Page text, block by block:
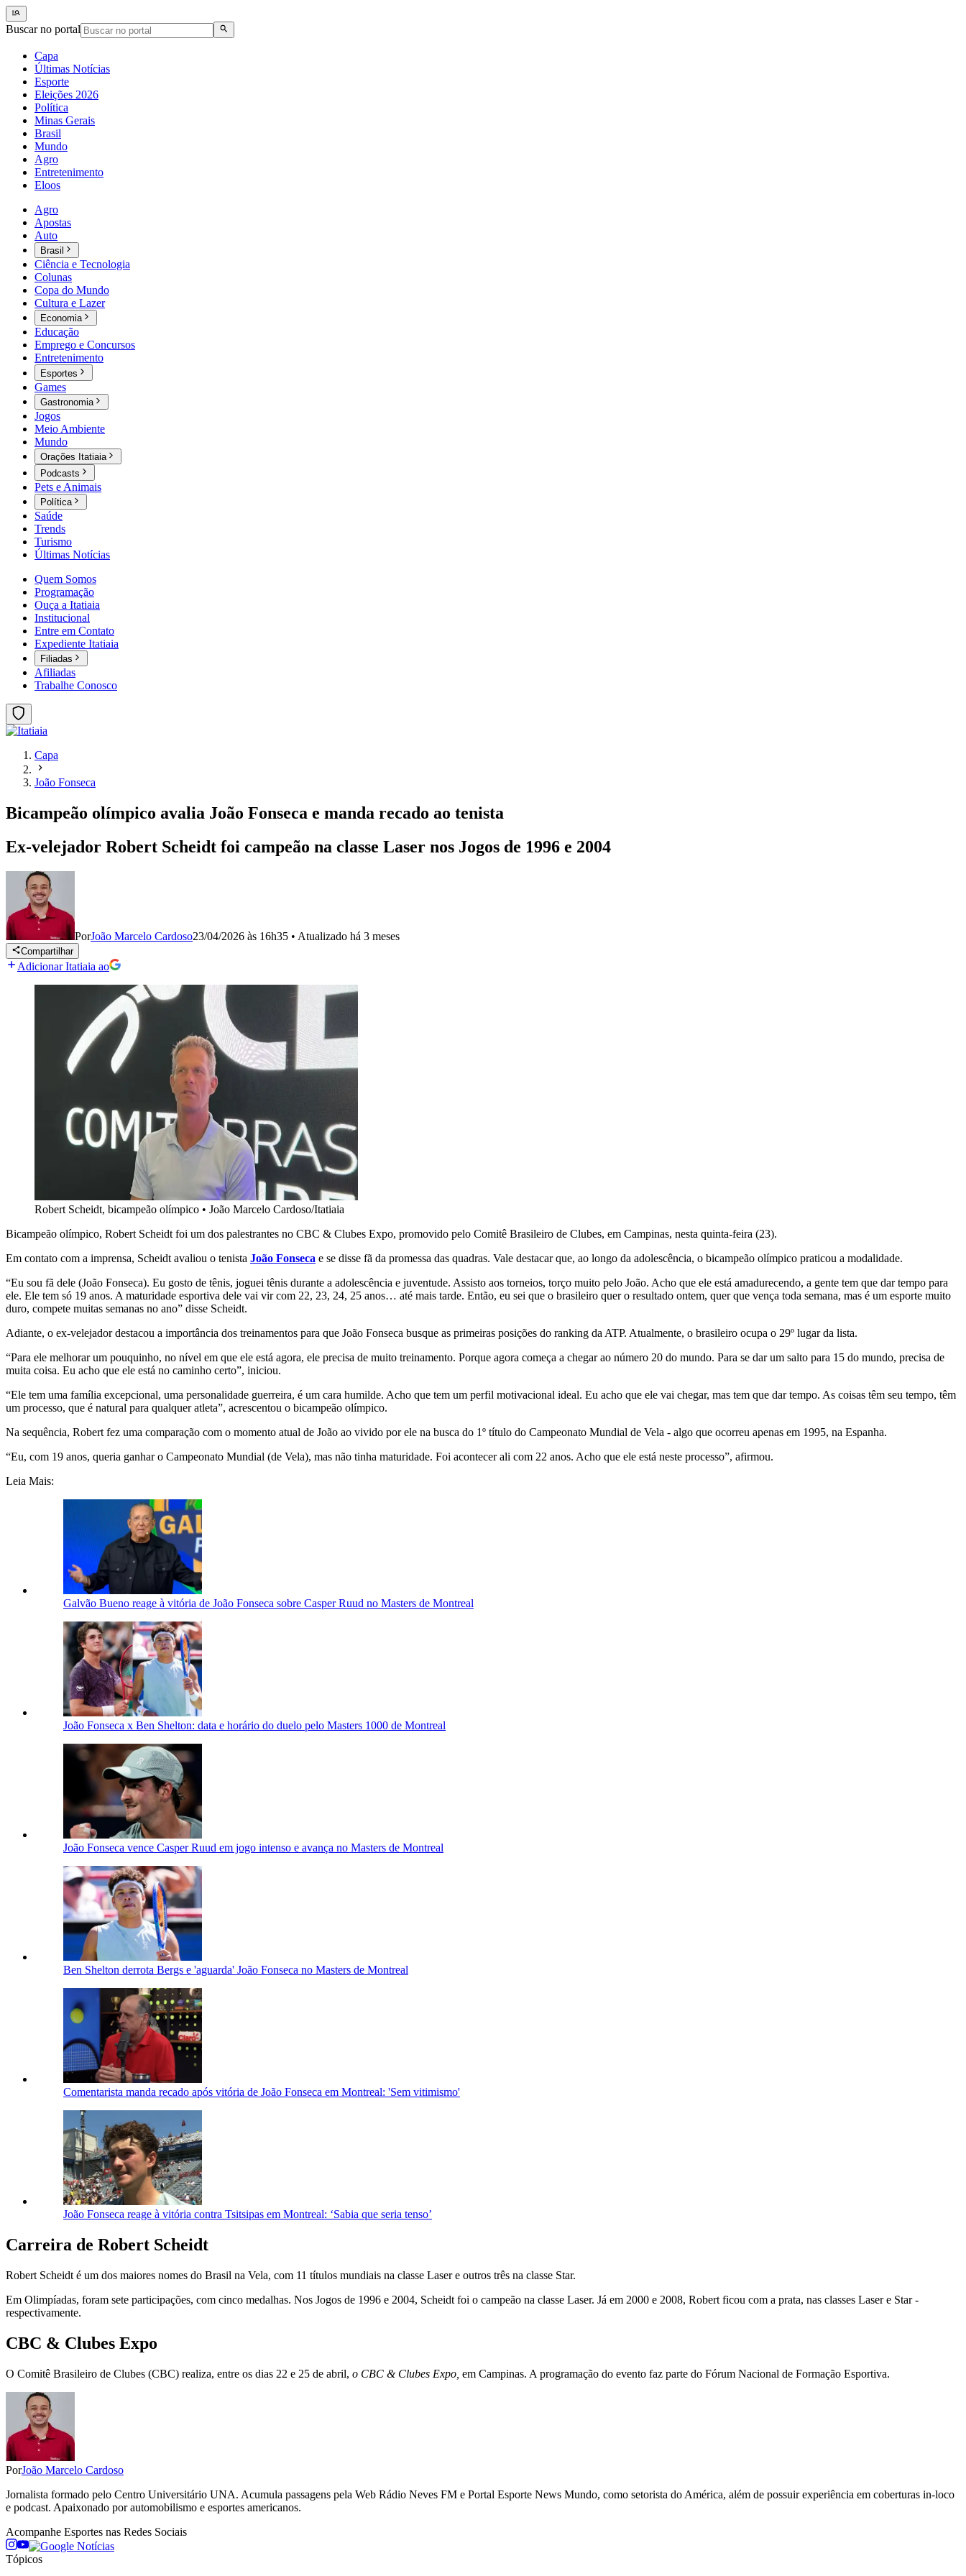
Buscar no portal
Capa
Últimas Notícias
Esporte
Eleições 2026
Política
Minas Gerais
Brasil
Mundo
Agro
Entretenimento
Eloos
Agro
Apostas
Auto
Brasil
Ciência e Tecnologia
Colunas
Copa do Mundo
Cultura e Lazer
Economia
Educação
Emprego e Concursos
Entretenimento
Esportes
Games
Gastronomia
Jogos
Meio Ambiente
Mundo
Orações Itatiaia
Podcasts
Pets e Animais
Política
Saúde
Trends
Turismo
Últimas Notícias
Quem Somos
Programação
Ouça a Itatiaia
Institucional
Entre em Contato
Expediente Itatiaia
Filiadas
Afiliadas
Trabalhe Conosco
Capa
João Fonseca
Bicampeão olímpico avalia João Fonseca e manda recado ao tenista
Ex-velejador Robert Scheidt foi campeão na classe Laser nos Jogos de 1996 e 2004
PorJoão Marcelo Cardoso23/04/2026 às 16h35 • Atualizado há 3 meses
Compartilhar
Adicionar Itatiaia ao
Robert Scheidt, bicampeão olímpico • João Marcelo Cardoso/Itatiaia
Bicampeão olímpico, Robert Scheidt foi um dos palestrantes no CBC & Clubes Expo, promovido pelo Comitê Brasileiro de Clubes, em Campinas, nesta quinta-feira (23).
Em contato com a imprensa, Scheidt avaliou o tenista João Fonseca e se disse fã da promessa das quadras. Vale destacar que, ao longo da adolescência, o bicampeão olímpico praticou a modalidade.
“Eu sou fã dele (João Fonseca). Eu gosto de tênis, joguei tênis durante a adolescência e juventude. Assisto aos torneios, torço muito pelo João. Acho que ele está amadurecendo, a gente tem que dar tempo para
ele. Ele tem só 19 anos. A maturidade esportiva dele vai vir com 22, 23, 24, 25 anos… até mais tarde. Então, eu sei que o brasileiro quer o resultado ontem, quer que vença toda semana, mas é um esporte muito
duro, compete muitas semanas no ano” disse Scheidt.
Adiante, o ex-velejador destacou a importância dos treinamentos para que João Fonseca busque as primeiras posições do ranking da ATP. Atualmente, o brasileiro ocupa o 29º lugar da lista.
“Para ele melhorar um pouquinho, no nível em que ele está agora, ele precisa de muito treinamento. Porque agora começa a chegar ao número 20 do mundo. Para se dar um salto para 15 do mundo, precisa de
muita coisa. Eu acho que ele está no caminho certo”, iniciou.
“Ele tem uma família excepcional, uma personalidade guerreira, é um cara humilde. Acho que tem um perfil motivacional ideal. Eu acho que ele vai chegar, mas tem que dar tempo. As coisas têm seu tempo, têm
um processo, que é natural para qualquer atleta”, acrescentou o bicampeão olímpico.
Na sequência, Robert fez uma comparação com o momento atual de João ao vivido por ele na busca do 1º título do Campeonato Mundial de Vela - algo que ocorreu apenas em 1995, na Espanha.
“Eu, com 19 anos, queria ganhar o Campeonato Mundial (de Vela), mas não tinha maturidade. Foi acontecer ali com 22 anos. Acho que ele está neste processo”, afirmou.
Leia Mais:
Galvão Bueno reage à vitória de João Fonseca sobre Casper Ruud no Masters de Montreal
João Fonseca x Ben Shelton: data e horário do duelo pelo Masters 1000 de Montreal
João Fonseca vence Casper Ruud em jogo intenso e avança no Masters de Montreal
Ben Shelton derrota Bergs e 'aguarda' João Fonseca no Masters de Montreal
Comentarista manda recado após vitória de João Fonseca em Montreal: 'Sem vitimismo'
João Fonseca reage à vitória contra Tsitsipas em Montreal: ‘Sabia que seria tenso’
Carreira de Robert Scheidt
Robert Scheidt é um dos maiores nomes do Brasil na Vela, com 11 títulos mundiais na classe Laser e outros três na classe Star.
Em Olimpíadas, foram sete participações, com cinco medalhas. Nos Jogos de 1996 e 2004, Scheidt foi o campeão na classe Laser. Já em 2000 e 2008, Robert ficou com a prata, nas classes Laser e Star -
respectivamente.
CBC & Clubes Expo
O Comitê Brasileiro de Clubes (CBC) realiza, entre os dias 22 e 25 de abril, o CBC & Clubes Expo, em Campinas. A programação do evento faz parte do Fórum Nacional de Formação Esportiva.
PorJoão Marcelo Cardoso
Jornalista formado pelo Centro Universitário UNA. Acumula passagens pela Web Rádio Neves FM e Portal Esporte News Mundo, como setorista do América, além de possuir experiência em coberturas in-loco
e podcast. Apaixonado por automobilismo e esportes americanos.
Acompanhe Esportes nas Redes Sociais
Tópicos